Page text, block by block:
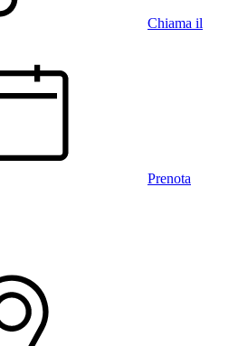
Chiama il
Prenota